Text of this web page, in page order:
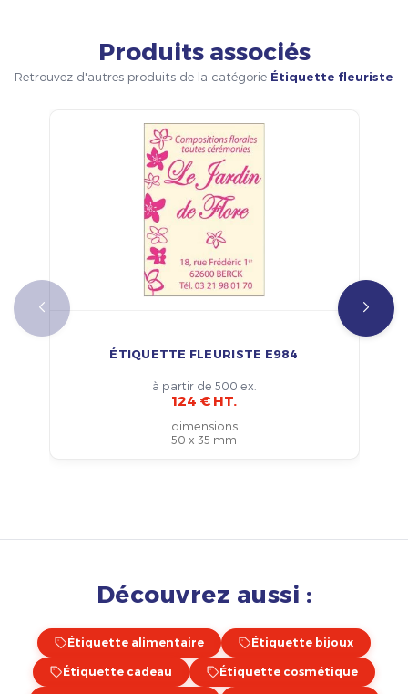
Produits associés
Retrouvez d'autres produits de la catégorie Étiquette fleuriste
ÉTIQUETTE FLEURISTE E984
à partir de 500 ex.
124 € HT.
dimensions
50 x 35 mm
Découvrez aussi :
Étiquette alimentaire Étiquette bijoux
Étiquette cadeau Étiquette cosmétique